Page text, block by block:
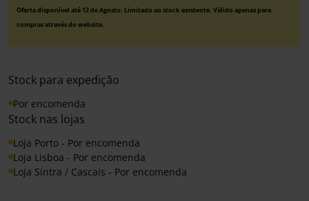
Oferta disponível até 12 de Agosto. Limitado ao stock existente. Válido apenas para
compras através do website.
Stock para expedição
Por encomenda
Stock nas lojas
Loja Porto - Por encomenda
Loja Lisboa - Por encomenda
Loja Sintra / Cascais - Por encomenda